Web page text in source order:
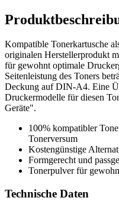
Kompatible Tonerkartusche
originalen Herstellerprodukt
für gewohnt optimale
Seitenleistung des Toners
Deckung auf DIN-A4. Eine
Druckermodelle für diesen
Geräte".
100% kompatibler
Tonerversum
Kostengünstige
Formgerecht und
Tonerpulver für
Technische Daten